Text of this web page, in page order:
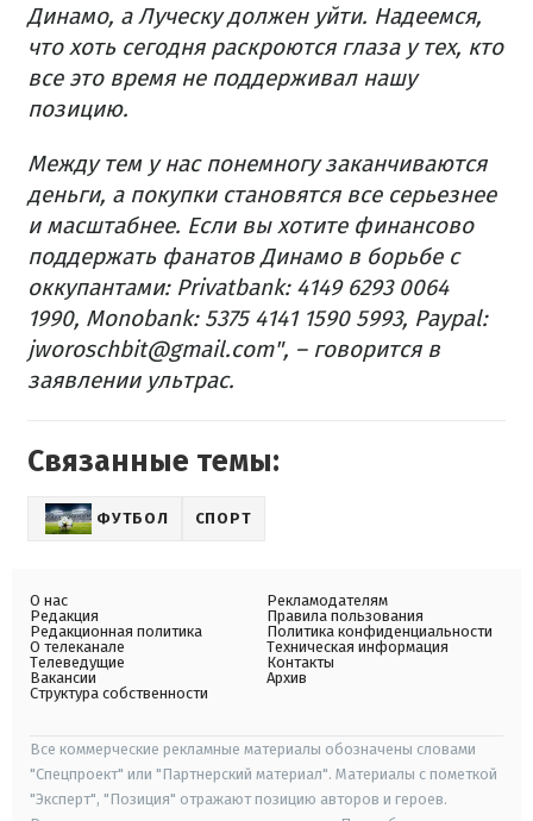
Динамо, а Луческу должен уйти. Надеемся,
что хоть сегодня раскроются глаза у тех, кто
все это время не поддерживал нашу
позицию.
Между тем у нас понемногу заканчиваются
деньги, а покупки становятся все серьезнее
и масштабнее. Если вы хотите финансово
поддержать фанатов Динамо в борьбе с
оккупантами: Privatbank: 4149 6293 0064
1990, Monobank: 5375 4141 1590 5993, Paypal:
jworoschbit@gmail.com", – говорится в
заявлении ультрас.
Связанные темы:
ФУТБОЛ СПОРТ
О нас
Редакция
Редакционная политика
О телеканале
Телеведущие
Вакансии
Структура собственности
Рекламодателям
Правила пользования
Политика конфиденциальности
Техническая информация
Контакты
Архив
Все коммерческие рекламные материалы обозначены словами
"Спецпроект" или "Партнерский материал". Материалы с пометкой
"Эксперт", "Позиция" отражают позицию авторов и героев.